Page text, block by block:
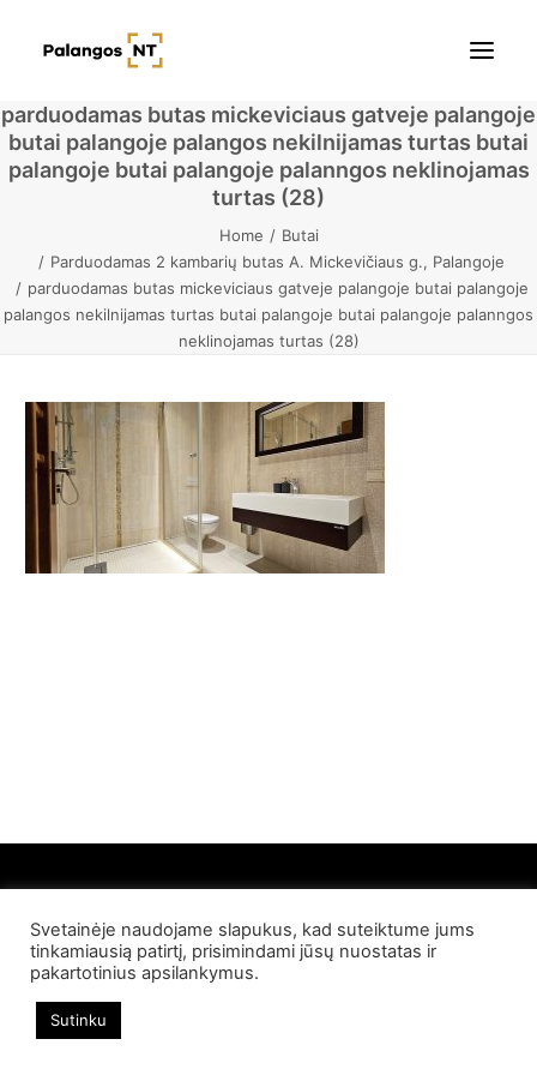
Pradžia
Namai / Kotedžai
Žemės sklypai
parduodamas butas mickeviciaus gatveje palangoje
butai palangoje palangos nekilnijamas turtas butai
palangoje butai palangoje palanngos neklinojamas
turtas (28)
Home
Butai
Parduodamas 2 kambarių butas A. Mickevičiaus g., Palangoje
parduodamas butas mickeviciaus gatveje palangoje butai palangoje
palangos nekilnijamas turtas butai palangoje butai palangoje palanngos
neklinojamas turtas (28)
© 2022 Palangos NT. Visos teisės saugomos
Svetainėje naudojame slapukus, kad suteiktume jums
tinkamiausią patirtį, prisimindami jūsų nuostatas ir
pakartotinius apsilankymus.
Sutinku